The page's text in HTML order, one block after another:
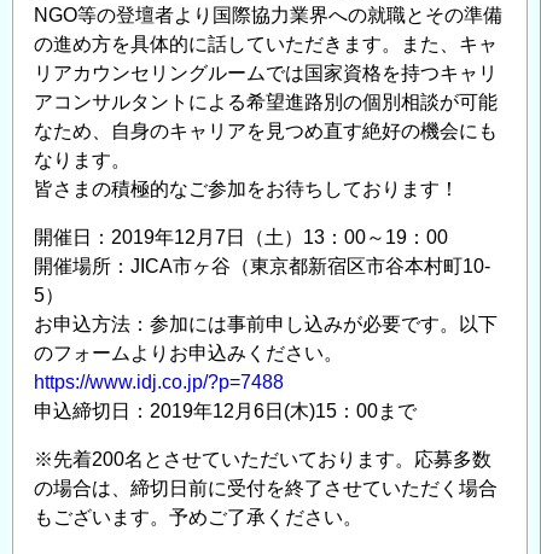
NGO等の登壇者より国際協力業界への就職とその準備
の進め方を具体的に話していただきます。また、キャ
リアカウンセリングルームでは国家資格を持つキャリ
アコンサルタントによる希望進路別の個別相談が可能
なため、自身のキャリアを見つめ直す絶好の機会にも
なります。
皆さまの積極的なご参加をお待ちしております！
開催日：2019年12月7日（土）13：00～19：00
開催場所：JICA市ヶ谷（東京都新宿区市谷本村町10-
5）
お申込方法：参加には事前申し込みが必要です。以下
のフォームよりお申込みください。
https://www.idj.co.jp/?p=7488
申込締切日：2019年12月6日(木)15：00まで
※先着200名とさせていただいております。応募多数
の場合は、締切日前に受付を終了させていただく場合
もございます。予めご了承ください。